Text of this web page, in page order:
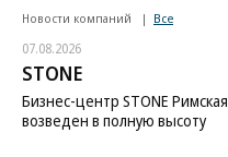
Новости компаний Все
07.08.2026
STONE
Бизнес-центр STONE Римская
возведен в полную высоту